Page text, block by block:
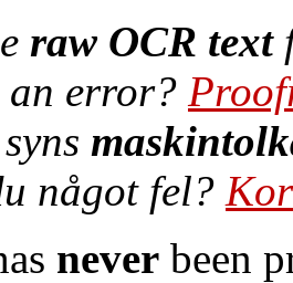
raw OCR text
an error?
något fel?
never been